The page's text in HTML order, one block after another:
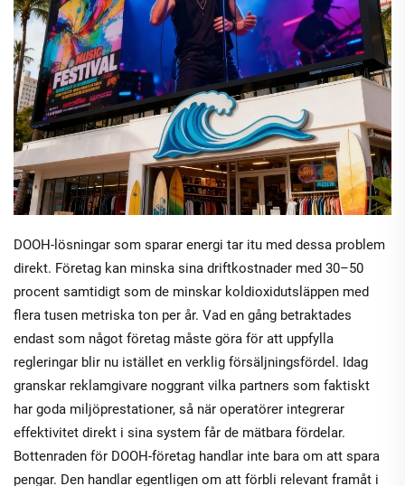
DOOH-lösningar som sparar energi tar itu med dessa problem
direkt. Företag kan minska sina driftkostnader med 30–50
procent samtidigt som de minskar koldioxidutsläppen med
flera tusen metriska ton per år. Vad en gång betraktades
endast som något företag måste göra för att uppfylla
regleringar blir nu istället en verklig försäljningsfördel. Idag
granskar reklamgivare noggrant vilka partners som faktiskt
har goda miljöprestationer, så när operatörer integrerar
effektivitet direkt i sina system får de mätbara fördelar.
Bottenraden för DOOH-företag handlar inte bara om att spara
pengar. Den handlar egentligen om att förbli relevant framåt i